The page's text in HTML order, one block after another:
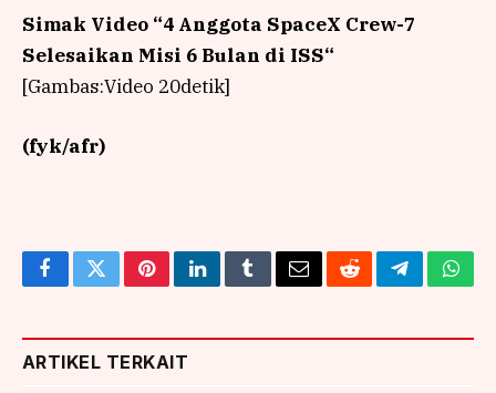
Simak Video “4 Anggota SpaceX Crew-7
Selesaikan Misi 6 Bulan di ISS“
[Gambas:Video 20detik]
(fyk/afr)
FacebookTwitterPinterestLinkedInTumblrEmailRedditTelegram
ARTIKEL TERKAIT